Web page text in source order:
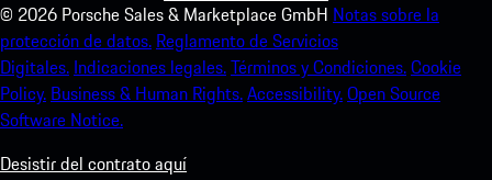
© 2026 Porsche Sales & Marketplace GmbH Notas sobre la
protección de datos. Reglamento de Servicios
Digitales. Indicaciones legales.Términos y Condiciones.Cookie
Policy. Business & Human Rights.Accessibility.Open Source
Software Notice.
Desistir del contrato aquí